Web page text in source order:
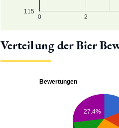
0 2
115
Verteilung der Bier
Bewertungen
27.4%